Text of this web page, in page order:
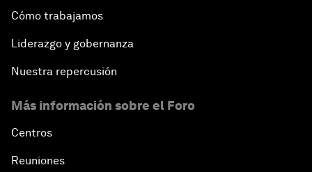
Cómo trabajamos
Liderazgo y gobernanza
Nuestra repercusión
Más información sobre el Foro
Centros
Reuniones